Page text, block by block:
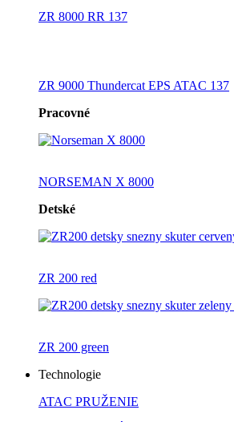
ZR 8000 RR 137
ZR 9000 Thundercat EPS ATAC 137
Pracovné
NORSEMAN X 8000
Detské
ZR 200 red
ZR 200 green
Technologie
ATAC PRUŽENIE